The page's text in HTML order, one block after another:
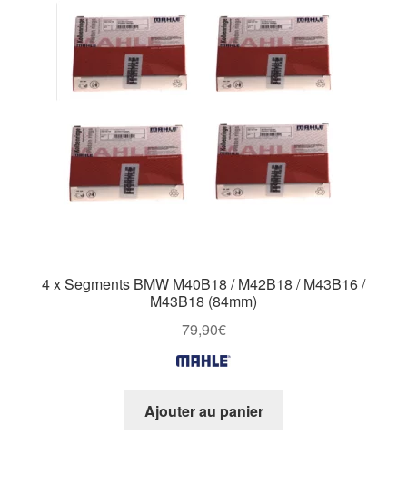
4 x Segments BMW M40B18 / M42B18 / M43B16 /
M43B18 (84mm)
79,90€
Ajouter au panier